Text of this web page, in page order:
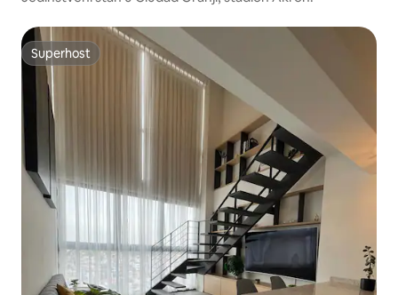
Superhost
Superhost